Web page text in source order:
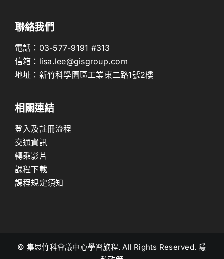
聯絡我們
電話： 03-577-9191 #313
信箱： lisa.lee@gisgroup.com
地址： 新竹科學園區工業東二路1號2樓
相關連結
登入及註冊流程
交通資訊
轉乘影片
課程下載
課程規定須知
© 集思竹科會議中心學習旅程. All Rights Reserved. 隱